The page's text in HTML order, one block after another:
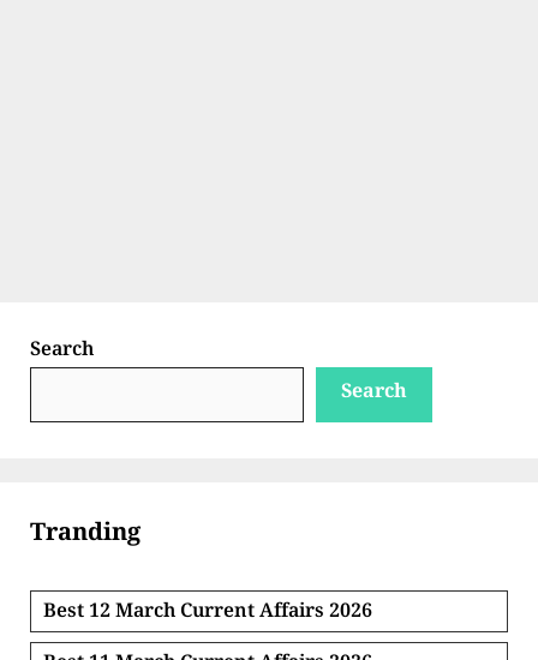
Search
Search
Tranding
Best 12 March Current Affairs 2026